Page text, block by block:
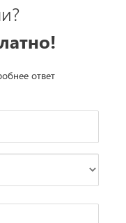
ответ